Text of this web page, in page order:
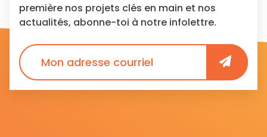
première nos projets clés en main et nos
actualités, abonne-toi à notre infolettre.